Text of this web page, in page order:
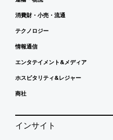
消費財・小売・流通
テクノロジー
情報通信
エンタテイメント&メディア
ホスピタリティ&レジャー
商社
インサイト